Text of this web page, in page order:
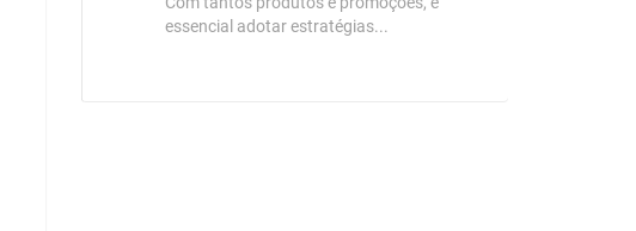
essencial adotar estratégias...